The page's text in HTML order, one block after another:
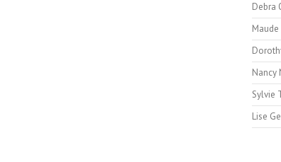
Debra
Nancy
Sylvie
Lise